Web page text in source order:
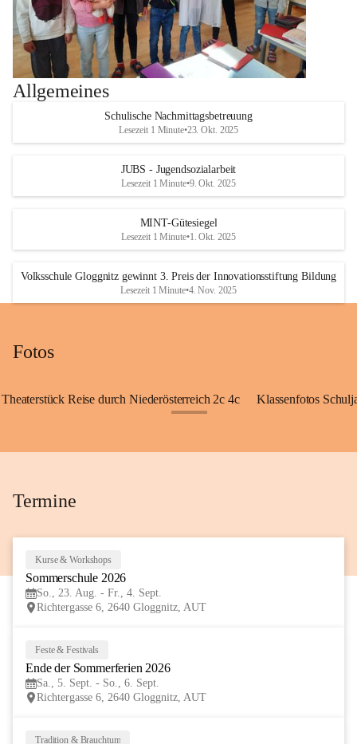
Allgemeines
Schulische Nachmittagsbetreuung
Lesezeit 1 Minute•23. Okt. 2025
JUBS - Jugendsozialarbeit
Lesezeit 1 Minute•9. Okt. 2025
MINT-Gütesiegel
Lesezeit 1 Minute•1. Okt. 2025
Volksschule Gloggnitz gewinnt 3. Preis der Innovationsstiftung Bildung
Lesezeit 1 Minute•4. Nov. 2025
Fotos
Theaterstück Reise durch Niederösterreich 2c 4c Klassenfotos
Termine
Kurse & Workshops
Sommerschule 2026
So., 23. Aug. - Fr., 4. Sept.
Richtergasse 6, 2640 Gloggnitz, AUT
Feste & Festivals
Ende der Sommerferien 2026
Sa., 5. Sept. - So., 6. Sept.
Richtergasse 6, 2640 Gloggnitz, AUT
Tradition & Brauchtum